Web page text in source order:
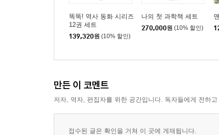
똑똑! 역사 동화 시리즈
12권 세트
139,320원 (10% 할인)
나의 첫 과학책 세트
270,000원 (10% 할인)
만든 이 코멘트
저자, 역자, 편집자를 위한 공간입니다. 독자들에게 전하
접수된 글은 확인을 거쳐 이 곳에 게재됩니다.